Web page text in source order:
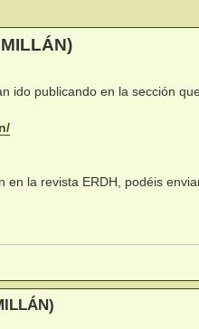
ido publicando en la sección
la revista ERDH, podéis